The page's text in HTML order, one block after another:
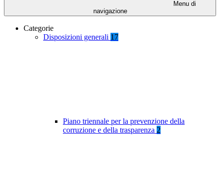
Menu di
navigazione
Categorie
Disposizioni generali 17
Piano triennale per la prevenzione della
corruzione e della trasparenza 2